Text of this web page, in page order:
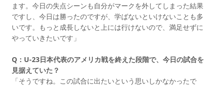
ます。今日の失点シーンも自分がマークを外してしまった結果
ですし、今日は勝ったのですが、学ばないといけないことも多
いです。もっと成長しないと上には行けないので、満足せずに
やっていきたいです」
Q：U-23日本代表のアメリカ戦を終えた段階で、今日の試合を
見据えていた？
「そうですね。この試合に出たいという思いしかなかったで